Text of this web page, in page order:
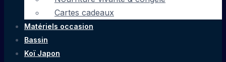
Cartes cadeaux
Matériels occasion
Bassin
Koï Japon